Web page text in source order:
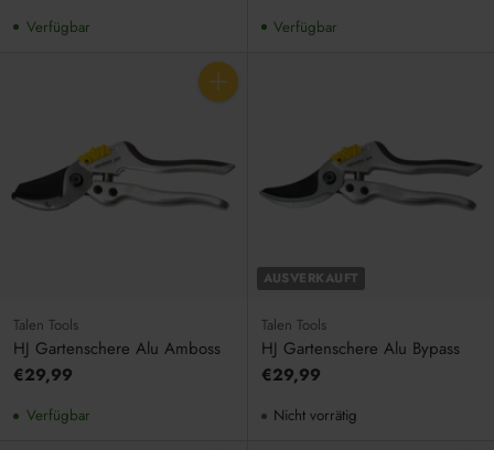
Verfügbar Verfügbar
Anzahl
Talen Tools
HJ Gartenschere Alu Amboss
€29,99
Verfügbar
AUSVERKAUFT
Talen Tools
HJ Gartenschere Alu Bypass
€29,99
Nicht vorrätig